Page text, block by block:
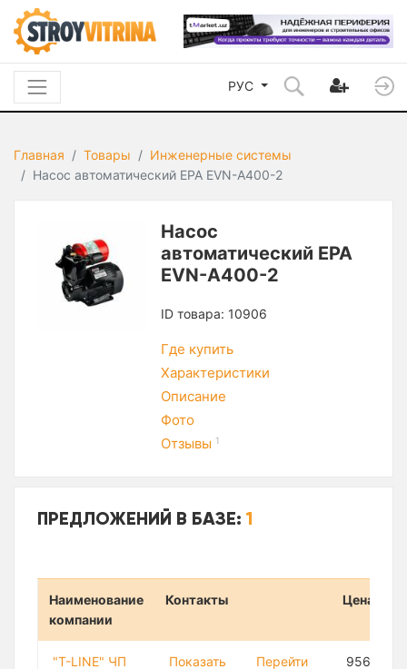
РУС
Главная Товары
Инженерные системы
Насос автоматический EPA EVN-A400-2
Насос
автоматический EPA
EVN-A400-2
ID товара: 10906
Где купить
Характеристики
Описание
Фото
Отзывы 1
ПРЕДЛОЖЕНИЙ В БАЗЕ:1
Наименование
компании
Контакты Цена
"T-LINE" ЧП
Показать
Перейти
956 202